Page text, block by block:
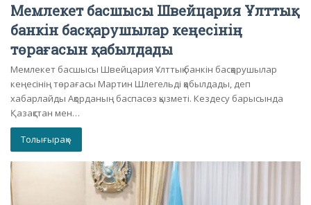
Мемлекет басшысы Швейцария Ұлттық
банкін басқарушылар кеңесінің
төрағасын қабылдады
Мемлекет басшысы Швейцария Ұлттық банкін басқарушылар
кеңесінің төрағасы Мартин Шлегельді қабылдады, деп
хабарлайды Ақорданың баспасөз қызметі. Кездесу барысында
Қазақстан мен…
Толығырақ »